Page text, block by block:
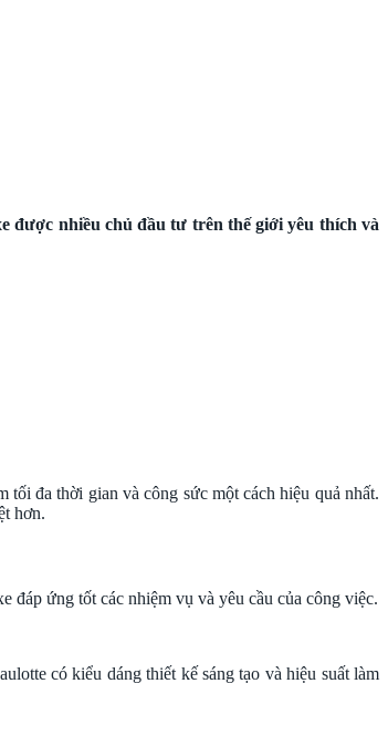
được nhiều chủ đầu tư trên thế giới yêu thích và
đa thời gian và công sức một cách hiệu quả nhất.
hơn.
ứng tốt các nhiệm vụ và yêu cầu của công việc.
có kiểu dáng thiết kế sáng tạo và hiệu suất làm